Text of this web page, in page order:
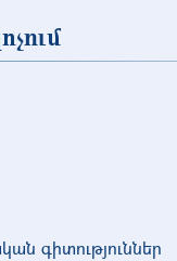
գիտություններ